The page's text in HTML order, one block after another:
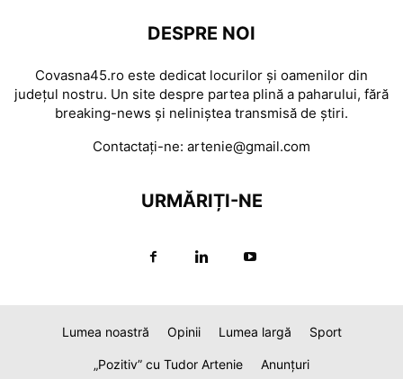
DESPRE NOI
Covasna45.ro este dedicat locurilor și oamenilor din
județul nostru. Un site despre partea plină a paharului, fără
breaking-news și neliniștea transmisă de știri.
Contactați-ne: artenie@gmail.com
URMĂRIȚI-NE
Lumea noastră Opinii Lumea largă Sport
„Pozitiv” cu Tudor Artenie Anunțuri